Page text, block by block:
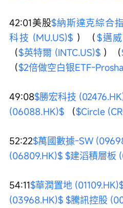
42:01美股$納斯達克綜合
科技 (MU.US)$ ）（$邁
（$英特爾 (INTC.US)$ ）（
（$2倍做空白银ETF-
49:08$勝宏科技
(06088.HK)$ （$Circle
52:22$萬國數據-SW
(06809.HK)$ $建滔積層板
54:11$華潤置地
(03968.HK)$ $騰訊控股